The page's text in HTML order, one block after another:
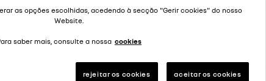
as opções escolhidas, acedendo à secção "Gerir cookies" do nosso
Website.
saber mais, consulte a nossa cookies
rejeitar os cookies aceitar os cookies